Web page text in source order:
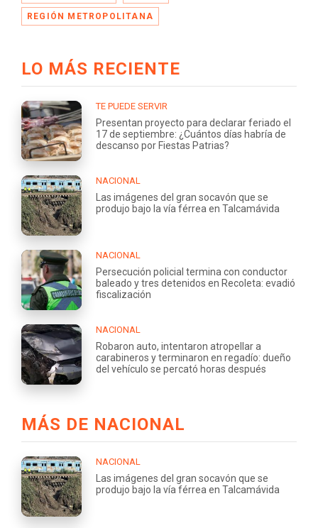
REGIÓN METROPOLITANA
LO MÁS RECIENTE
TE PUEDE SERVIR
Presentan proyecto para declarar feriado el
17 de septiembre: ¿Cuántos días habría de
descanso por Fiestas Patrias?
NACIONAL
Las imágenes del gran socavón que se
produjo bajo la vía férrea en Talcamávida
NACIONAL
Persecución policial termina con conductor
baleado y tres detenidos en Recoleta: evadió
fiscalización
NACIONAL
Robaron auto, intentaron atropellar a
carabineros y terminaron en regadío: dueño
del vehículo se percató horas después
MÁS DE NACIONAL
NACIONAL
Las imágenes del gran socavón que se
produjo bajo la vía férrea en Talcamávida